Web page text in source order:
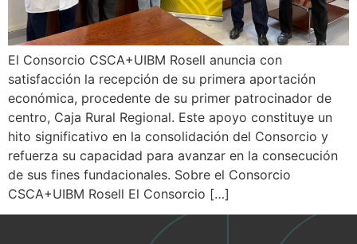
El Consorcio CSCA+UIBM Rosell anuncia con
satisfacción la recepción de su primera aportación
económica, procedente de su primer patrocinador de
centro, Caja Rural Regional. Este apoyo constituye un
hito significativo en la consolidación del Consorcio y
refuerza su capacidad para avanzar en la consecución
de sus fines fundacionales. Sobre el Consorcio
CSCA+UIBM Rosell El Consorcio […]